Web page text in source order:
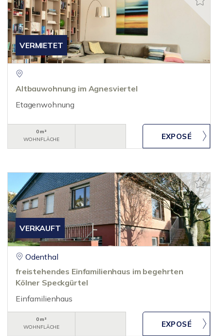
VERMIETET
Altbauwohnung im Agnesviertel
Etagenwohnung
0 m²
WOHNFLÄCHE
VERKAUFT
Odenthal
freistehendes Einfamilienhaus im begehrten
Kölner Speckgürtel
Einfamilienhaus
0 m²
WOHNFLÄCHE